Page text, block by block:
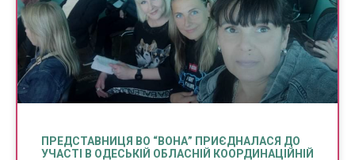
ПРЕДСТАВНИЦЯ ВО “ВОНА” ПРИЄДНАЛАСЯ ДО
УЧАСТІ В ОДЕСЬКІЙ ОБЛАСНІЙ КООРДИНАЦІЙНІЙ